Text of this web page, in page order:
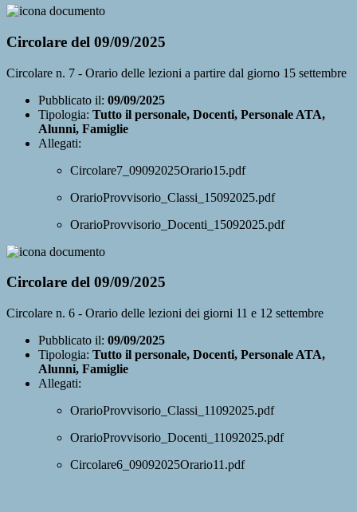
Circolare del 09/09/2025
Circolare n. 7 - Orario delle lezioni a partire dal giorno 15 settembre
Pubblicato il: 09/09/2025
Tipologia: Tutto il personale, Docenti, Personale ATA,
Alunni, Famiglie
Allegati:
Circolare7_09092025Orario15.pdf
OrarioProvvisorio_Classi_15092025.pdf
OrarioProvvisorio_Docenti_15092025.pdf
Circolare del 09/09/2025
Circolare n. 6 - Orario delle lezioni dei giorni 11 e 12 settembre
Pubblicato il: 09/09/2025
Tipologia: Tutto il personale, Docenti, Personale ATA,
Alunni, Famiglie
Allegati:
OrarioProvvisorio_Classi_11092025.pdf
OrarioProvvisorio_Docenti_11092025.pdf
Circolare6_09092025Orario11.pdf